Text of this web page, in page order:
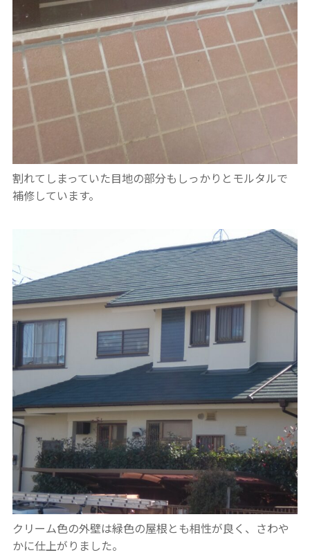
割れてしまっていた目地の部分もしっかりとモルタルで
補修しています。
クリーム色の外壁は緑色の屋根とも相性が良く、さわや
かに仕上がりました。